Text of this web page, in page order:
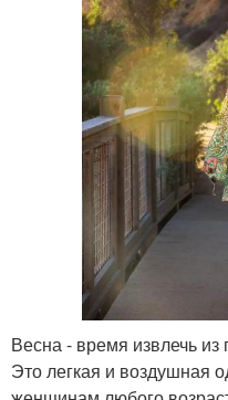
Весна - время извлечь
Это легкая и воздушная